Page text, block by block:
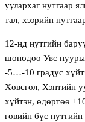
уулархаг нутгаар
тал, хээрийн
12-нд нутгийн
шөнөдөө Увс
-5…-10 градус
Хөвсгөл, Хэнтийн
хүйтэн, өдөртөө
говийн бүс